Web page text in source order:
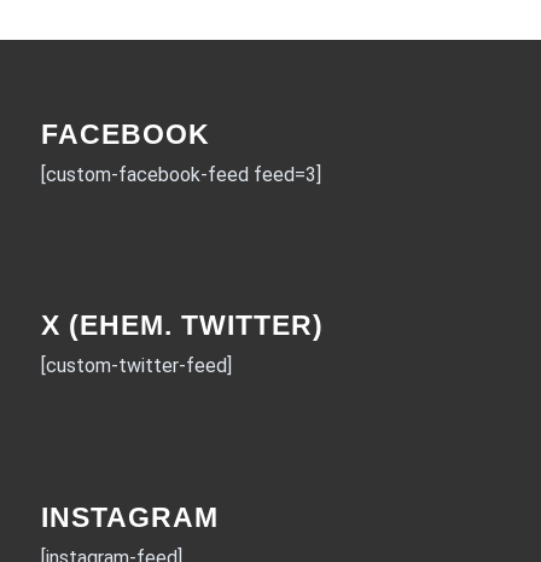
FACEBOOK
[custom-facebook-feed feed=3]
X (EHEM. TWITTER)
[custom-twitter-feed]
INSTAGRAM